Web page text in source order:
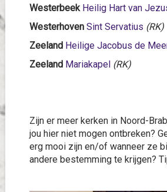
Westerbeek Heilig Hart van
Westerhoven Sint Servatius (RK)
Zeeland Heilige Jacobus de
Zeeland Mariakapel (RK)
Zijn er meer kerken in Noord-
jou hier niet mogen ontbreken?
erg mooi zijn en/of wanneer ze
andere bestemming te krijgen?